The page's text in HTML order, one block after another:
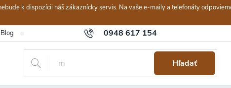
k dispozícii náš zákaznícky servis. Na vaše e-maily a telefonáty
0948 617 154
Blog Hodnotenie obchodu Obchodné podmienky
Hľadať